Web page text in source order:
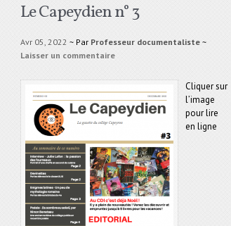
Le Capeydien n° 3
Avr 05, 2022 ~ Par Professeur documentaliste ~
Laisser un commentaire
Cliquer sur
l’image
pour lire
en ligne